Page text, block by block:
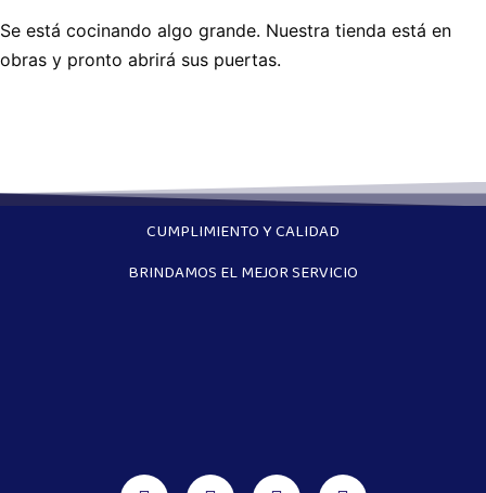
Se está cocinando algo grande. Nuestra tienda está en
obras y pronto abrirá sus puertas.
CUMPLIMIENTO Y CALIDAD
BRINDAMOS EL MEJOR SERVICIO